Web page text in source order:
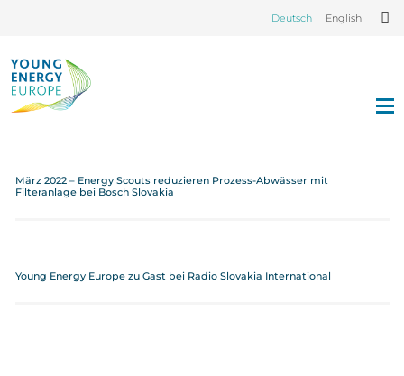
Deutsch English
März 2022 – Energy Scouts reduzieren Prozess-Abwässer mit
Filteranlage bei Bosch Slovakia
Young Energy Europe zu Gast bei Radio Slovakia International